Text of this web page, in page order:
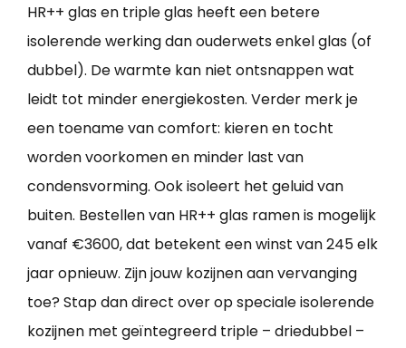
HR++ glas en triple glas heeft een betere
isolerende werking dan ouderwets enkel glas (of
dubbel). De warmte kan niet ontsnappen wat
leidt tot minder energiekosten. Verder merk je
een toename van comfort: kieren en tocht
worden voorkomen en minder last van
condensvorming. Ook isoleert het geluid van
buiten. Bestellen van HR++ glas ramen is mogelijk
vanaf €3600, dat betekent een winst van 245 elk
jaar opnieuw. Zijn jouw kozijnen aan vervanging
toe? Stap dan direct over op speciale isolerende
kozijnen met geïntegreerd triple – driedubbel –